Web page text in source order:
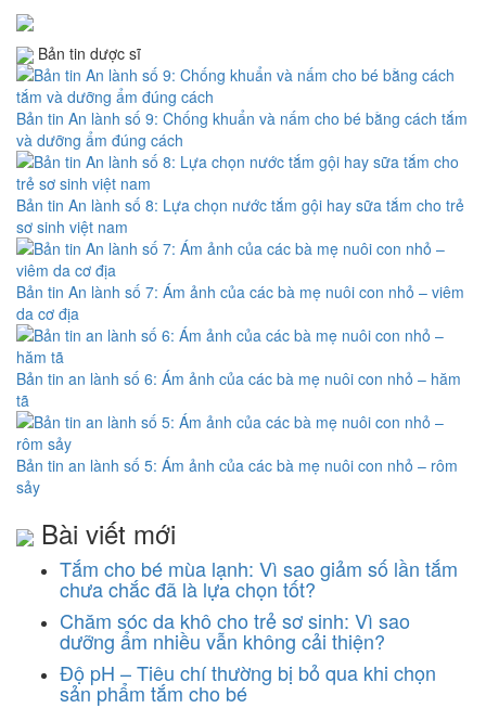
Bản tin dược sĩ
Bản tin An lành số 9: Chống khuẩn và nấm cho bé bằng cách tắm
và dưỡng ẩm đúng cách
Bản tin An lành số 8: Lựa chọn nước tắm gội hay sữa tắm cho trẻ
sơ sinh việt nam
Bản tin An lành số 7: Ám ảnh của các bà mẹ nuôi con nhỏ – viêm
da cơ địa
Bản tin an lành số 6: Ám ảnh của các bà mẹ nuôi con nhỏ – hăm
tã
Bản tin an lành số 5: Ám ảnh của các bà mẹ nuôi con nhỏ – rôm
sảy
Bài viết mới
Tắm cho bé mùa lạnh: Vì sao giảm số lần tắm
chưa chắc đã là lựa chọn tốt?
Chăm sóc da khô cho trẻ sơ sinh: Vì sao
dưỡng ẩm nhiều vẫn không cải thiện?
Độ pH – Tiêu chí thường bị bỏ qua khi chọn
sản phẩm tắm cho bé